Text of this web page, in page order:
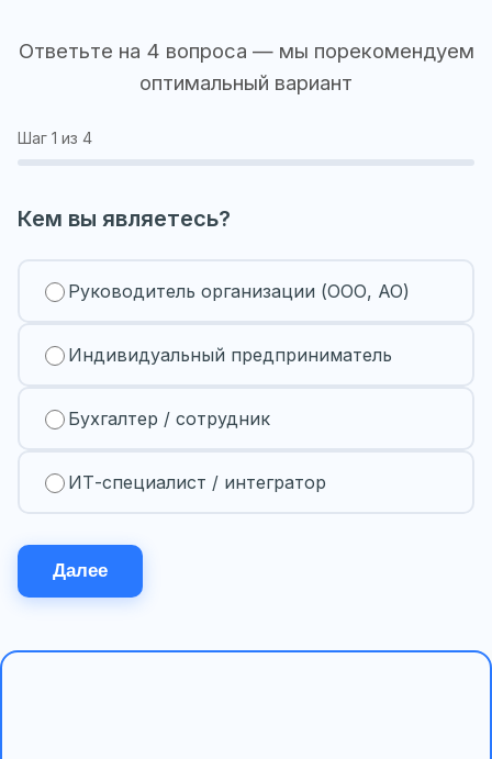
Ответьте на 4 вопроса — мы порекомендуем
оптимальный вариант
Шаг 1 из 4
Кем вы являетесь?
Руководитель организации (ООО, АО)
Индивидуальный предприниматель
Бухгалтер / сотрудник
ИТ-специалист / интегратор
Далее